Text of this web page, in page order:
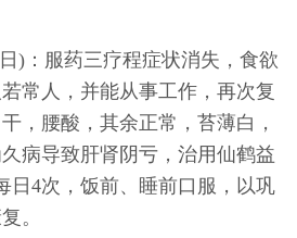
：服药三疗程症状消失，食欲
常人，并能从事工作，再次复
，腰酸，其余正常，苔薄白，
病导致肝肾阴亏，治用仙鹤益
日4次，饭前、睡前口服，以巩
。